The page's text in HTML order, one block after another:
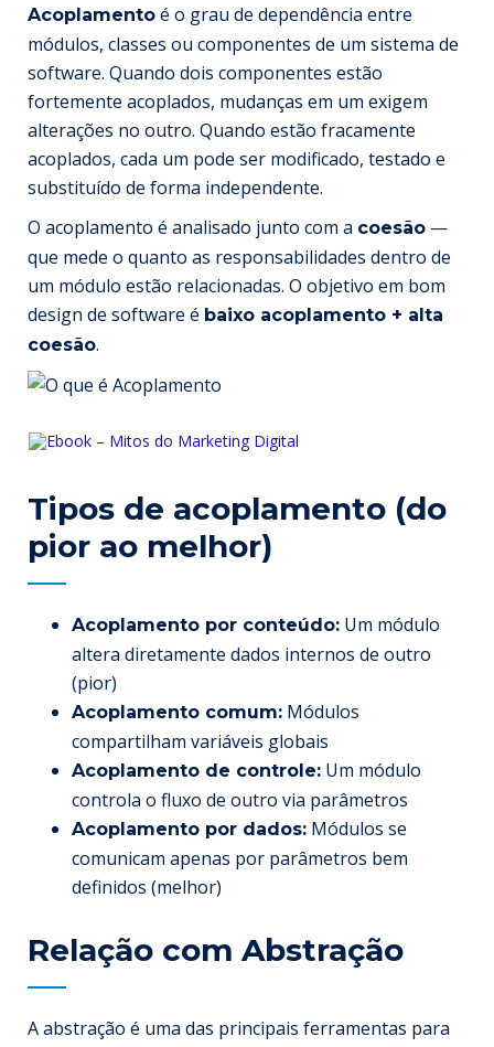
Acoplamento é o grau de dependência entre
módulos, classes ou componentes de um sistema de
software. Quando dois componentes estão
fortemente acoplados, mudanças em um exigem
alterações no outro. Quando estão fracamente
acoplados, cada um pode ser modificado, testado e
substituído de forma independente.
O acoplamento é analisado junto com a coesão —
que mede o quanto as responsabilidades dentro de
um módulo estão relacionadas. O objetivo em bom
design de software é baixo acoplamento + alta
coesão.
Tipos de acoplamento (do
pior ao melhor)
Acoplamento por conteúdo: Um módulo
altera diretamente dados internos de outro
(pior)
Acoplamento comum: Módulos
compartilham variáveis globais
Acoplamento de controle: Um módulo
controla o fluxo de outro via parâmetros
Acoplamento por dados: Módulos se
comunicam apenas por parâmetros bem
definidos (melhor)
Relação com Abstração
Aabstração é uma das principais ferramentas para